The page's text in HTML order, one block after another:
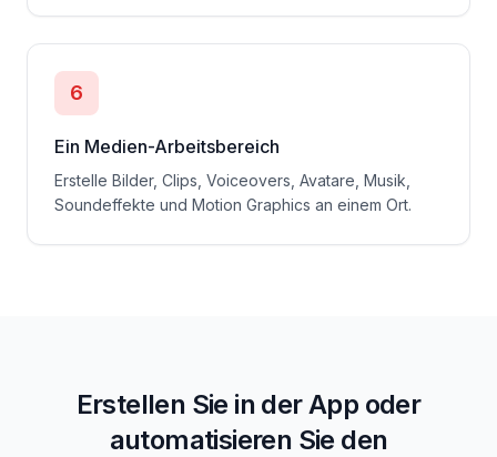
6
Ein Medien-Arbeitsbereich
Erstelle Bilder, Clips, Voiceovers, Avatare, Musik,
Soundeffekte und Motion Graphics an einem Ort.
Erstellen Sie in der App oder
automatisieren Sie den